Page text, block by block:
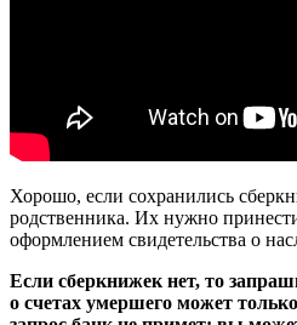
Хорошо, если сохранились
родственника. Их нужно
оформлением свидетельства о
Если сберкнижек нет, то
о счетах умершего может